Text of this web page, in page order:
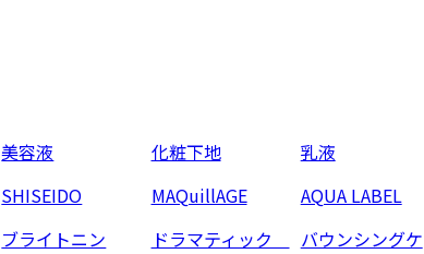
美容液
SHISEIDO
ブライトニン
化粧下地
MAQuillAGE
ドラマティック
乳液
AQUA LABEL
バウンシングケ